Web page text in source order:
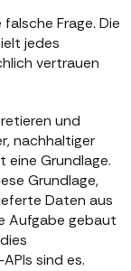
Frage. Die
jedes
vertrauen
und
nachhaltiger
Grundlage.
Grundlage,
Daten aus
Aufgabe gebaut
sind es.